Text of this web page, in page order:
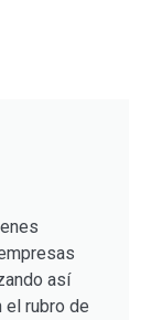
así
rubro de